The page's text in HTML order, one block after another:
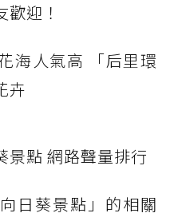
迎！
海人氣高 「后里環
卉
點 網路聲量排行
日葵景點」的相關